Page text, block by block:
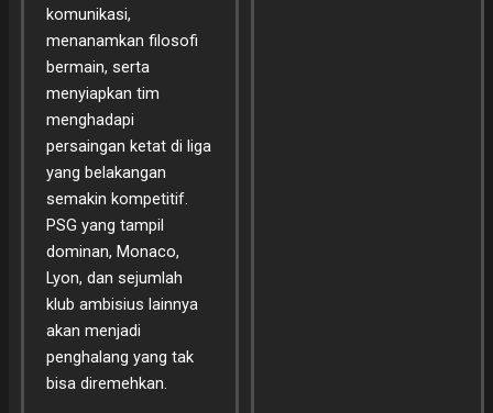
komunikasi,
menanamkan filosofi
bermain, serta
menyiapkan tim
menghadapi
persaingan ketat di liga
yang belakangan
semakin kompetitif.
PSG yang tampil
dominan, Monaco,
Lyon, dan sejumlah
klub ambisius lainnya
akan menjadi
penghalang yang tak
bisa diremehkan.